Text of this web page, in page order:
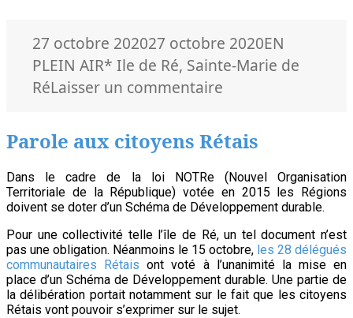
Publié
le
27 octobre 202027 octobre 2020Catégories
EN
PLEIN AIRMots-
clés
* Ile de Ré, Sainte-Marie de
RéLaisser un commentaire
Marie-
de-
Ré
aura
sa
digue
Parole aux citoyens Rétais
Dans le cadre de la loi NOTRe (Nouvel Organisation
Territoriale de la République) votée en 2015 les Régions
doivent se doter d’un Schéma de Développement durable.
Pour une collectivité telle l’île de Ré, un tel document n’est
pas une obligation. Néanmoins le 15 octobre, les 28 délégués
communautaires Rétaisont voté à l’unanimité la mise en
place d’un Schéma de Développement durable. Une partie de
la délibération portait notamment sur le fait que les citoyens
Rétais vont pouvoir s’exprimer sur le sujet.